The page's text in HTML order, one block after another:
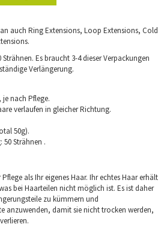
auch Ring Extensions, Loop Extensions, Cold
Es braucht 3-4 dieser Verpackungen
Verlängerung.
nach Pflege.
verlaufen in gleicher Richtung.
50g).
50 Strähnen .
als Ihr eigenes Haar. Ihr echtes Haar erhält
bei Haarteilen nicht möglich ist. Es ist daher
zu kümmern und
anzuwenden, damit sie nicht trocken werden,